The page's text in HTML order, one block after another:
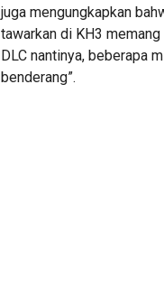
juga mengungkapkan
tawarkan di KH3
DLC nantinya, beberapa
benderang”.